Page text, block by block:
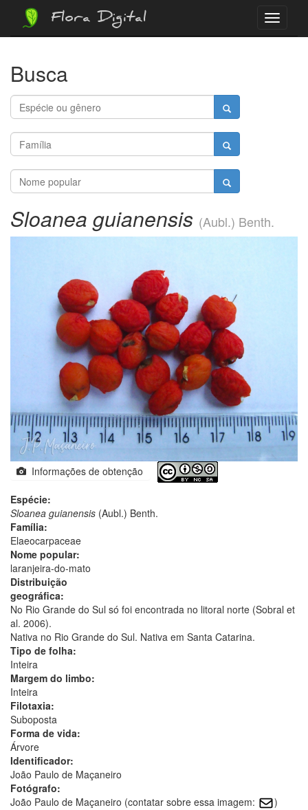
Menu
Flora Digital
Busca
Sloanea guianensis (Aubl.) Benth.
Informações de obtenção
Espécie:
Sloanea guianensis (Aubl.) Benth.
Família:
Elaeocarpaceae
Nome popular:
laranjeira-do-mato
Distribuição
geográfica:
No Rio Grande do Sul só foi encontrada no litoral norte (Sobral et
al. 2006).
Nativa no Rio Grande do Sul. Nativa em Santa Catarina.
Tipo de folha:
Inteira
Margem do limbo:
Inteira
Filotaxia:
Suboposta
Forma de vida:
Árvore
Identificador:
João Paulo de Maçaneiro
Fotógrafo:
João Paulo de Maçaneiro (contatar sobre essa imagem:
)